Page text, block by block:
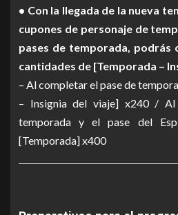
• Con la llegada de la nueva
cupones de personaje de
pases de temporada, podrás
cantidades de [Temporada –
– Al completar el pase de
– Insignia del viaje] x240 /
temporada y el pase del
[Temporada] x400